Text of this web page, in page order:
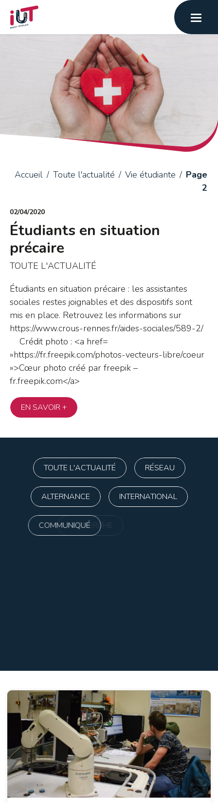
Accueil Toute l'actualité Vie étudiante
Page
2
02/04/2020
Étudiants en situation
précaire
TOUTE L'ACTUALITÉ
Étudiants en situation précaire : les assistantes
sociales restes joignables et des dispositifs sont
mis en place. Retrouvez les informations sur
https://www.crous-rennes.fr/aides-sociales/589-2/
Crédit photo : <a href=
»https://fr.freepik.com/photos-vecteurs-libre/coeur
»>Cœur photo créé par freepik –
fr.freepik.com</a>
EN SAVOIR +
TOUTE L'ACTUALITÉ RÉSEAU
ALTERNANCE INTERNATIONAL
COMMUNIQUÉ